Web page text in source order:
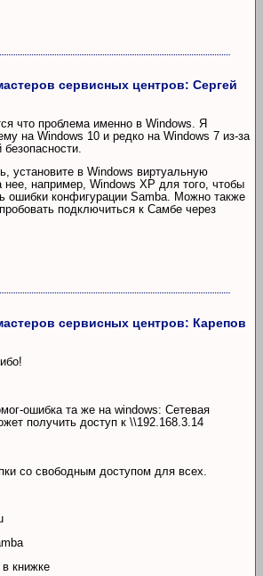
сервисных центров: Сергей
что проблема именно в Windows. Я
на Windows 10 и редко на Windows 7 из-за
установите в Windows виртуальную
нее, например, Windows XP для того, чтобы
ошибки конфигурации Samba. Можно также
подключиться к Самбе через
сервисных центров: Карепов
ошибка та же на windows: Сетевая
получить доступ к \\192.168.3.14
со свободным доступом для всех.
книжке